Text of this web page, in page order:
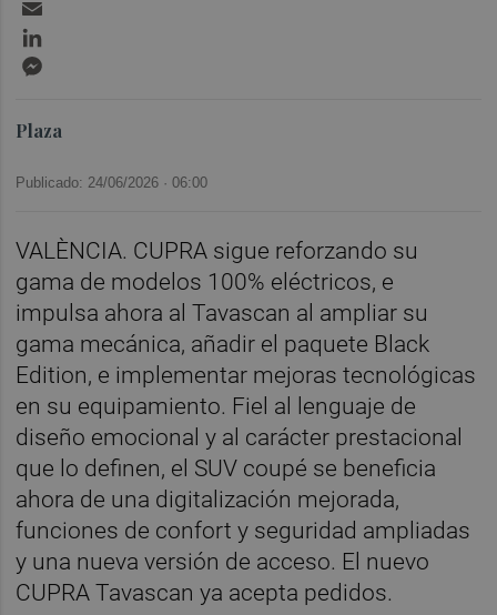
Plaza
Publicado: 24/06/2026 ·06:00
VALÈNCIA. CUPRA sigue reforzando su
gama de modelos 100% eléctricos, e
impulsa ahora al Tavascan al ampliar su
gama mecánica, añadir el paquete Black
Edition, e implementar mejoras tecnológicas
en su equipamiento. Fiel al lenguaje de
diseño emocional y al carácter prestacional
que lo definen, el SUV coupé se beneficia
ahora de una digitalización mejorada,
funciones de confort y seguridad ampliadas
y una nueva versión de acceso. El nuevo
CUPRA Tavascan ya acepta pedidos.